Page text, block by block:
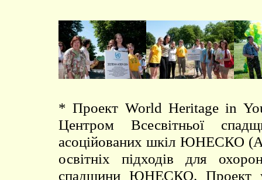
* Проект World Heritage in
Центром Всесвітньої
асоційованих шкіл ЮНЕСКО
освітніх підходів для
спадщини ЮНЕСКО. Проект